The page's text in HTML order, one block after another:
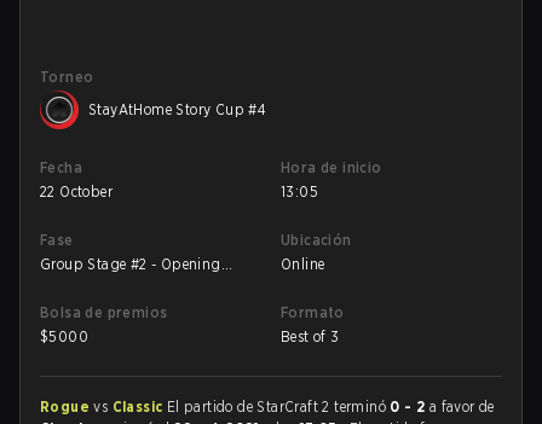
Torneo
StayAtHome Story Cup #4
Fecha
22 October
Hora de inicio
13:05
Fase
Group Stage #2 - Opening
Ubicación
Online
Bolsa de premios
$5000
Formato
Best of 3
Roguevs Classic El partido de StarCraft 2 terminó 0 - 2 a favor de